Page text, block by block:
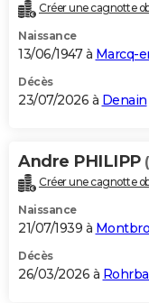
Destinations
City break
Voyage nature
Voyage de noces
Forum
Climat
+PHOTO
GUIDES D'ACHAT
BONS PLANS
Carte de Noël
Carte Bonne année
Carte Saint-Valentin
Carte Pâques
Carte d'anniversaire
DICTIONNAIRE
Dictionnaire
Biographies
Citations
Expressions
Proverbes
PROGRAMME TV
S'inscrire
Se connecter
Lycées
Collèges
Primaires
Universités
Entreprises
Service militaire
Avis de recherche
AVIS DE DÉCÈS
Créer une cagnotte
Naissance
13/06/1947 à Marcq-
Décès
23/07/2026 à Denain
Andre PHILIPP
Créer une cagnotte
Naissance
21/07/1939 à
Décès
26/03/2026 à